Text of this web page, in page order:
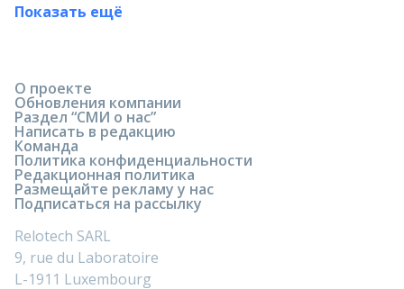
Показать ещё
О проекте
Обновления компании
Раздел “СМИ о нас”
Написать в редакцию
Команда
Политика конфиденциальности
Редакционная политика
Размещайте рекламу у нас
Подписаться на рассылку
Relotech SARL
9, rue du Laboratoire
L-1911 Luxembourg